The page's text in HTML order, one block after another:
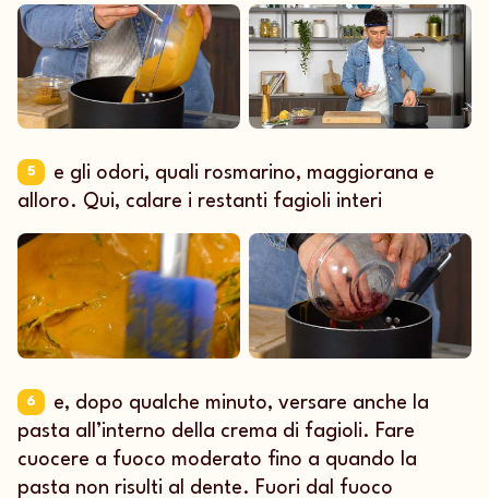
5
e gli odori, quali rosmarino, maggiorana e
alloro. Qui, calare i restanti fagioli interi
6
e, dopo qualche minuto, versare anche la
pasta all’interno della crema di fagioli. Fare
cuocere a fuoco moderato fino a quando la
pasta non risulti al dente. Fuori dal fuoco